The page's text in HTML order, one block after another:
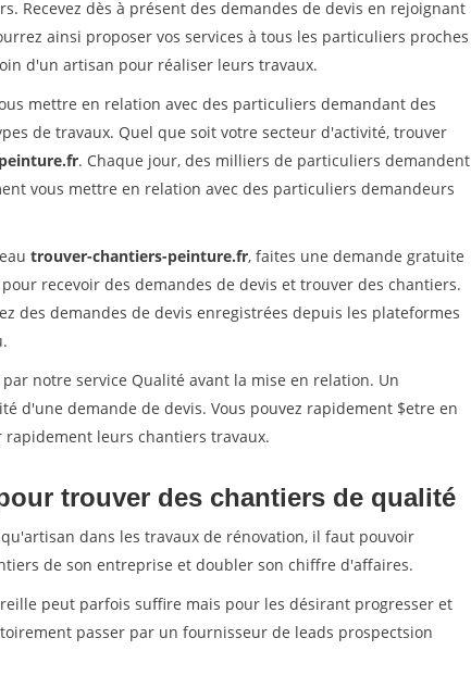
Recevez dès à présent des demandes de devis en rejoignant
ainsi proposer vos services à tous les particuliers proches
d'un artisan pour réaliser leurs travaux.
mettre en relation avec des particuliers demandant des
de travaux. Quel que soit votre secteur d'activité, trouver
. Chaque jour, des milliers de particuliers demandent
vous mettre en relation avec des particuliers demandeurs
trouver-chantiers-peinture.fr, faites une demande gratuite
recevoir des demandes de devis et trouver des chantiers.
des demandes de devis enregistrées depuis les plateformes
notre service Qualité avant la mise en relation. Un
d'une demande de devis. Vous pouvez rapidement $etre en
leurs chantiers travaux.
trouver des chantiers de qualité
dans les travaux de rénovation, il faut pouvoir
de son entreprise et doubler son chiffre d'affaires.
peut parfois suffire mais pour les désirant progresser et
passer par un fournisseur de leads prospectsion